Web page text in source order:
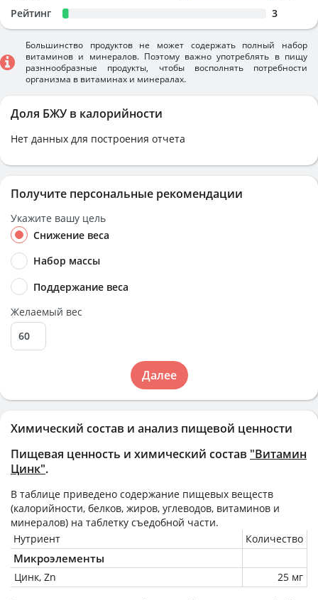
Химический состав и анализ пищевой ценности
Пищевая ценность и химический состав "Витамин
Цинк".
В таблице приведено содержание пищевых веществ
(калорийности, белков, жиров, углеводов, витаминов и
минералов) на таблетку съедобной части.
Нутриент
Количество
Микроэлементы
Цинк, Zn 25 мг
Рейтинг 3
Большинство продуктов не может содержать полный набор
витаминов и минералов. Поэтому важно употреблять в пищу
разннообразные продукты, чтобы восполнять потребности
организма в витаминах и минералах.
Доля БЖУ в калорийности
Нет данных для построения отчета
Получите персональные рекомендации
Укажите вашу цель
Снижение веса
Набор массы
Поддержание веса
Желаемый вес
Далее